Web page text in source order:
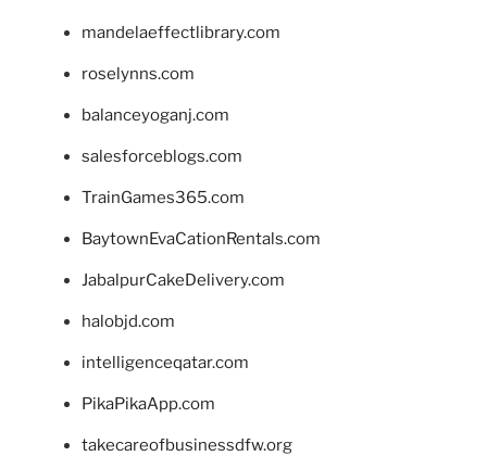
mandelaeffectlibrary.com
roselynns.com
balanceyoganj.com
salesforceblogs.com
TrainGames365.com
BaytownEvaCationRentals.com
JabalpurCakeDelivery.com
halobjd.com
intelligenceqatar.com
PikaPikaApp.com
takecareofbusinessdfw.org